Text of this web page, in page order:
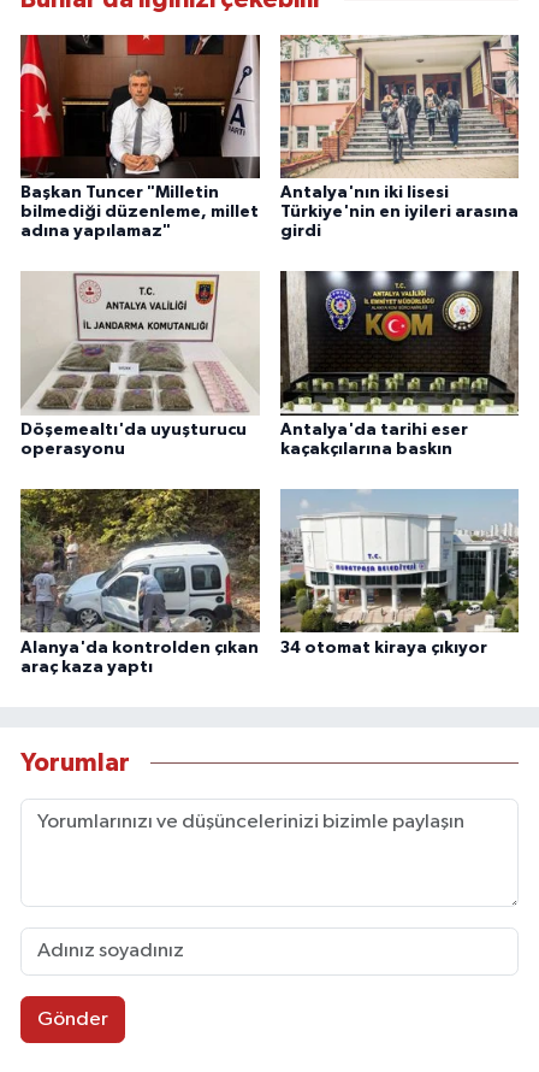
Başkan Tuncer "Milletin
bilmediği düzenleme, millet
adına yapılamaz"
Antalya'nın iki lisesi
Türkiye'nin en iyileri arasına
girdi
Döşemealtı'da uyuşturucu
operasyonu
Antalya'da tarihi eser
kaçakçılarına baskın
Alanya'da kontrolden çıkan
araç kaza yaptı
34 otomat kiraya çıkıyor
Yorumlar
Gönder